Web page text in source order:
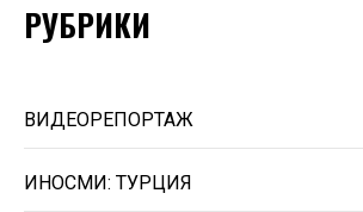
РУБРИКИ
ВИДЕОРЕПОРТАЖ
ИНОСМИ: ТУРЦИЯ